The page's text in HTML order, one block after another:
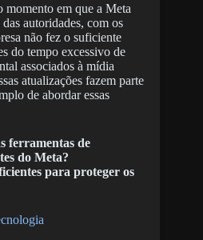
momento em que a Meta
autoridades, com os
não fez o suficiente
do tempo excessivo de
associados à mídia
atualizações fazem parte
de abordar essas
ferramentas de
do Meta?
para proteger os